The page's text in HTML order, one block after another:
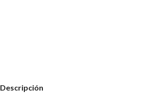
Descripción